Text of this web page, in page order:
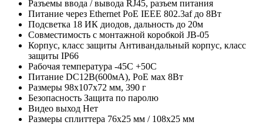
Разъемы ввода / вывода RJ45, разъем питания
Питание через Ethernet PoE IEEE 802.3af до 8Вт
Подсветка 18 ИК диодов, дальность до 20м
Совместимость с монтажной коробкой JB-05
Корпус, класс защиты Антивандальный корпус, класс
защиты IР66
Рабочая температура -45С +50С
Питание DC12В(600мА), PoE мах 8Вт
Размеры 98х107х72 мм, 390 г
Безопасность Защита по паролю
Видео выход Нет
Размеры сплиттера 76х25 мм / 108х25 мм